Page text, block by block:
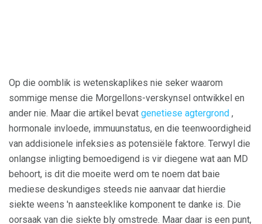
Op die oomblik is wetenskaplikes nie seker waarom
sommige mense die Morgellons-verskynsel ontwikkel en
ander nie. Maar die artikel bevat genetiese agtergrond ,
hormonale invloede, immuunstatus, en die teenwoordigheid
van addisionele infeksies as potensiële faktore. Terwyl die
onlangse inligting bemoedigend is vir diegene wat aan MD
behoort, is dit die moeite werd om te noem dat baie
mediese deskundiges steeds nie aanvaar dat hierdie
siekte weens 'n aansteeklike komponent te danke is. Die
oorsaak van die siekte bly omstrede. Maar daar is een punt,